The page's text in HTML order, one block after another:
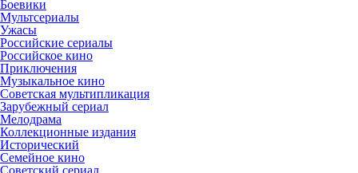
Боевики
Мультсериалы
Ужасы
Российские сериалы
Российское кино
Приключения
Музыкальное кино
Советская мультипликация
Зарубежный сериал
Мелодрама
Коллекционные издания
Исторический
Семейное кино
Советский сериал